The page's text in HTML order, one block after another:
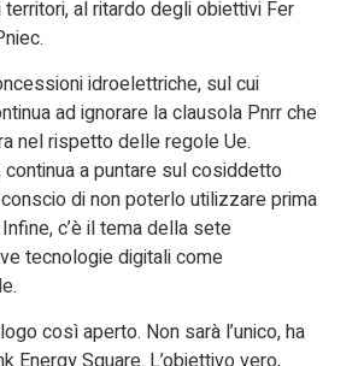
al ritardo degli obiettivi Fer
idroelettriche, sul cui
ad ignorare la clausola Pnrr che
nel rispetto delle regole Ue.
continua a puntare sul cosiddetto
di non poterlo utilizzare prima
c’è il tema della sete
tecnologie digitali come
così aperto. Non sarà l’unico, ha